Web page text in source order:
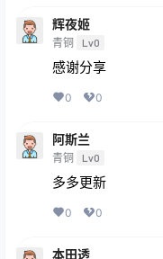
辉夜姬
青铜 Lv0
感谢分享
0 0
阿斯兰
青铜 Lv0
多多更新
0 0
本田透